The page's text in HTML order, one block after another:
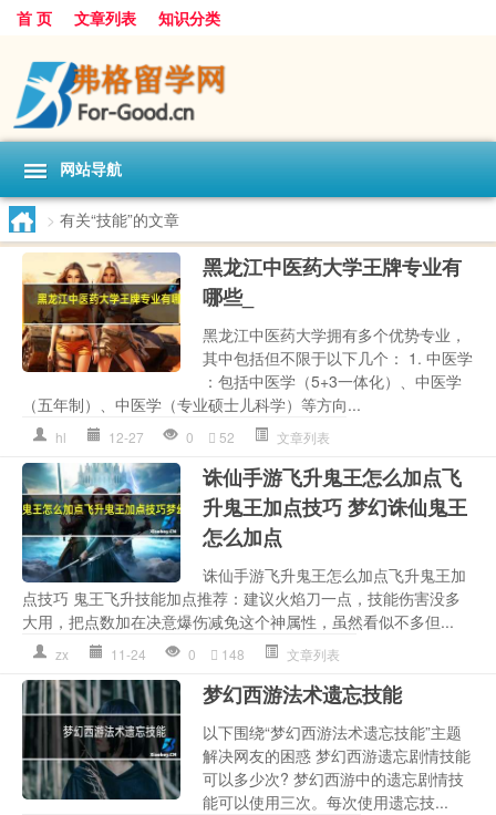
首 页 文章列表 知识分类
网站导航
> 有关“技能”的文章
黑龙江中医药大学王牌专业有
哪些_
黑龙江中医药大学拥有多个优势专业，
其中包括但不限于以下几个： 1. 中医学
：包括中医学（5+3一体化）、中医学
（五年制）、中医学（专业硕士儿科学）等方向...
hl 12-27 0 52 文章列表
诛仙手游飞升鬼王怎么加点飞
升鬼王加点技巧 梦幻诛仙鬼王
怎么加点
诛仙手游飞升鬼王怎么加点飞升鬼王加
点技巧 鬼王飞升技能加点推荐：建议火焰刀一点，技能伤害没多
大用，把点数加在决意爆伤减免这个神属性，虽然看似不多但...
zx 11-24 0 148 文章列表
梦幻西游法术遗忘技能
以下围绕“梦幻西游法术遗忘技能”主题
解决网友的困惑 梦幻西游遗忘剧情技能
可以多少次? 梦幻西游中的遗忘剧情技
能可以使用三次。每次使用遗忘技...